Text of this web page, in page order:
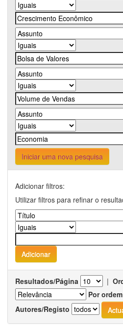
Iniciar uma nova pesquisa
Adicionar filtros:
Utilizar filtros para refinar o
Resultados/Página |
Por ordem
Autores/Registo